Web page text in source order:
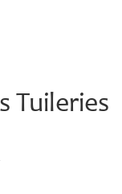
Tuileries